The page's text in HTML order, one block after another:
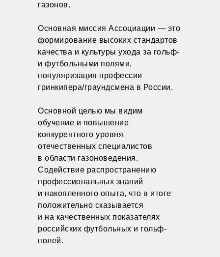
газонов.
Основная миссия Ассоциации — это
формирование высоких стандартов
качества и культуры ухода за гольф-
и футбольными полями,
популяризация профессии
гринкипера/граундсмена в России.
Основной целью мы видим
обучение и повышение
конкурентного уровня
отечественных специалистов
в области газоноведения.
Содействие распространению
профессиональных знаний
и накопленного опыта, что в итоге
положительно сказывается
и на качественных показателях
российских футбольных и гольф-
полей.